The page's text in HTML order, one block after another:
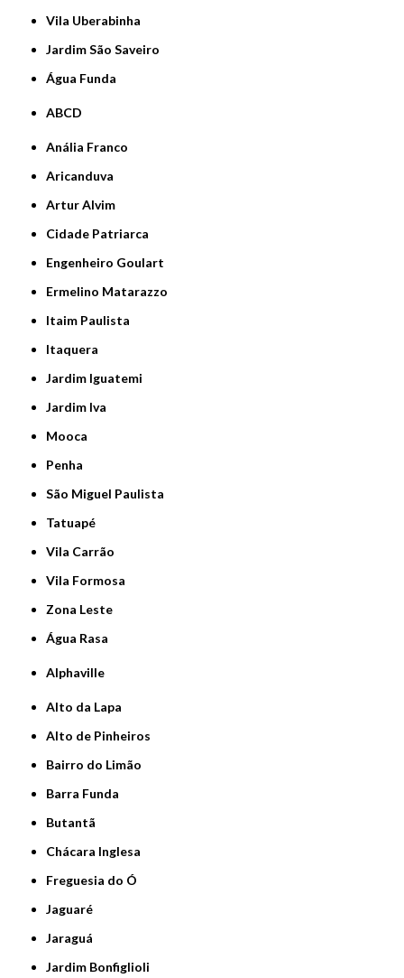
Vila Uberabinha
jardim São Saveiro
Água Funda
ABCD
Anália Franco
Aricanduva
Artur Alvim
Cidade Patriarca
Engenheiro Goulart
Ermelino Matarazzo
Itaim Paulista
Itaquera
Jardim Iguatemi
Jardim Iva
Mooca
Penha
São Miguel Paulista
Tatuapé
Vila Carrão
Vila Formosa
Zona Leste
Água Rasa
Alphaville
Alto da Lapa
Alto de Pinheiros
Bairro do Limão
Barra Funda
Butantã
Chácara Inglesa
Freguesia do Ó
Jaguaré
Jaraguá
Jardim Bonfiglioli